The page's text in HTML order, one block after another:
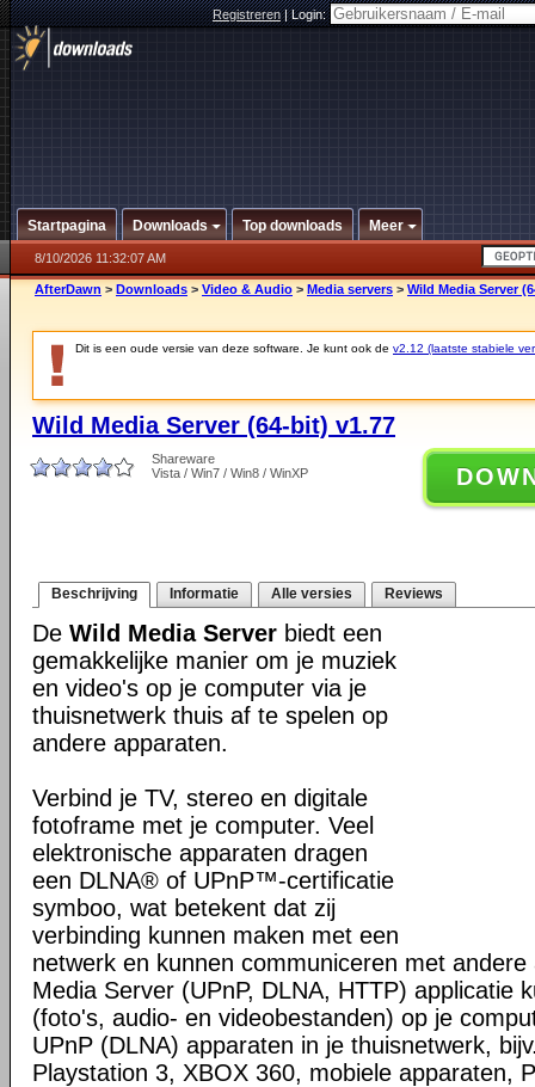
Registreren|Login:
Startpagina Downloads Top downloads Meer
8/10/2026 11:32:07 AM
AfterDawn > Downloads > Video & Audio > Media servers > Wild Media Server
Dit is een oude versie van deze software. Je kunt ook de v2.12 (laatste stabiele
Wild Media Server (64-bit) v1.77
Shareware
Vista / Win7 / Win8 / WinXP
Beschrijving Informatie Alle versies Reviews
De Wild Media Server biedt een
gemakkelijke manier om je muziek
en video's op je computer via je
thuisnetwerk thuis af te spelen op
andere apparaten.
Verbind je TV, stereo en digitale
fotoframe met je computer. Veel
elektronische apparaten dragen
een DLNA® of UPnP™-certificatie
symboo, wat betekent dat zij
verbinding kunnen maken met een
netwerk en kunnen communiceren met
Media Server (UPnP, DLNA, HTTP) applicatie
(foto's, audio- en videobestanden) op je
UPnP (DLNA) apparaten in je thuisnetwerk,
Playstation 3, XBOX 360, mobiele apparaten,